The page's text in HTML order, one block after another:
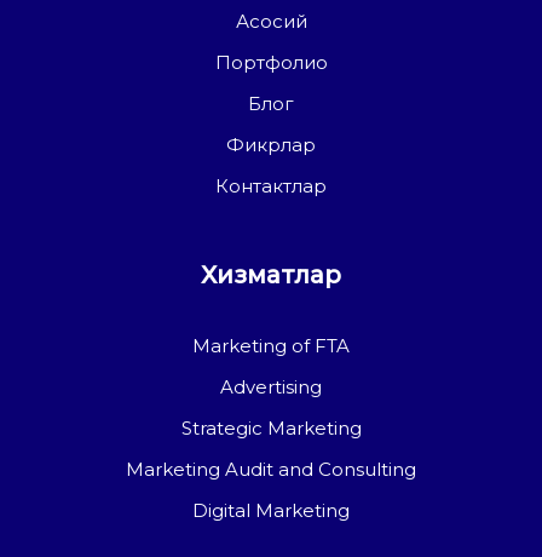
Асосий
Портфолио
Блог
Фикрлар
Контактлар
Хизматлар
Marketing of FTA
Advertising
Strategic Marketing
Marketing Audit and Consulting
Digital Marketing